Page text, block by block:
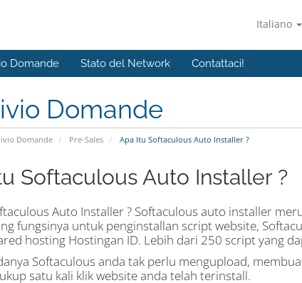
Italiano
Domande Stato del Network Contattaci!
Domande
Domande Pre-Sales Apa Itu Softaculous Auto Installer ?
Softaculous Auto Installer ?
Auto Installer ? Softaculous auto installer
fungsinya untuk penginstallan script website,
hosting Hostingan ID. Lebih dari 250 script yang
Softaculous anda tak perlu mengupload,
satu kali klik website anda telah terinstall.